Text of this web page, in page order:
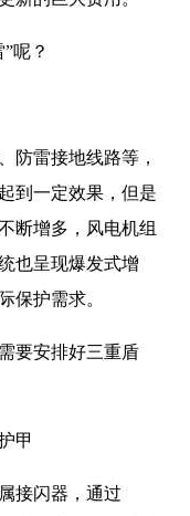
呢？
防雷接地线路等，
到一定效果，但是
断增多，风电机组
也呈现爆发式增
保护需求。
要安排好三重盾
甲
接闪器，通过